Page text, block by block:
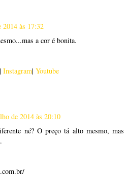
2014 às 17:32
a cor é bonita.
| Instagram| Youtube
de 2014 às 20:10
né? O preço tá alto mesmo, mas